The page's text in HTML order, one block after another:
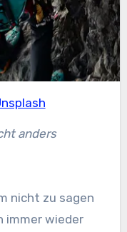
nicht zu sagen
immer wieder